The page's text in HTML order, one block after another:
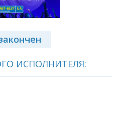
ИСПОЛНИТЕЛЯ: